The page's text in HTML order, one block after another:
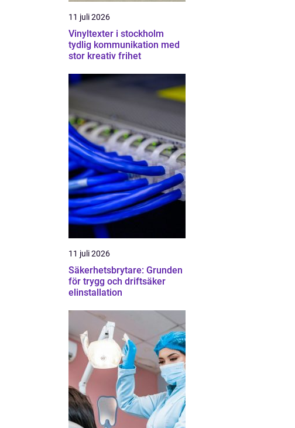
11 juli 2026
Vinyltexter i stockholm
tydlig kommunikation med
stor kreativ frihet
11 juli 2026
Säkerhetsbrytare: Grunden
för trygg och driftsäker
elinstallation